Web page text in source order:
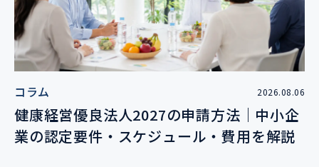
コラム 2026.08.06
健康経営優良法人2027の申請方法｜中小企
業の認定要件・スケジュール・費用を解説